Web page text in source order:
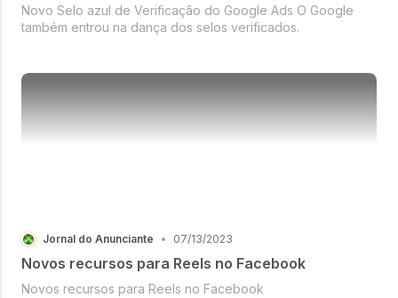
Novo Selo azul de Verificação do Google Ads O Google
também entrou na dança dos selos verificados.
Jornal do Anunciante • 07/13/2023
Novos recursos para Reels no Facebook
Novos recursos para Reels no Facebook